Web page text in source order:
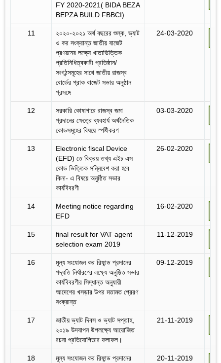
FY 2020-2021( BIDA BEZA
BEPZA BUILD FBBCI)
11
২০২০-২০২১ অর্থ বছরের শুল্ক, ভ্যাট
ও কর সংক্রান্ত জাতীয় বাজেট
প্রণয়নের লক্ষ্যে খাতাভিত্তিক
প্রতিনিধিত্বকারী প্রতিষ্ঠান/
সংগঠন্সমূহের সাথে জাতীয় রাজস্ব
বোর্ডের প্রাক বাজেট সভার অনুষ্ঠান
প্রসঙ্গে
24-03-2020
12
সরকারি কোষাগারে রাজস্ব জমা
প্রদানের ক্ষেত্রে ব্যবহার্য অর্থনৈতিক
কোডসমূহের বিষয়ে স্পষ্টীকরণ
03-03-2020
13
Electronic fiscal Device
(EFD) তে বিক্রয় তথ্য এইচ এস
কোড ভিত্তিক সন্নিবেশ করা হবে
কিনা- এ বিষয়ে অনুষ্ঠিত সভার
কার্যবিবরণী
26-02-2020
14
Meeting notice regarding
EFD
16-02-2020
15
final result for VAT agent
selection exam 2019
11-12-2019
16
মূল্য সংযোজন কর রিফান্ড প্রদানের
পদ্ধতি নির্ধারণের লক্ষ্যে অনুষ্ঠিত সভার
কার্যবিবরণীর সিদ্ধান্ত অনুযায়ী
আদেশের খসড়ার উপর মতামত প্রেরণ
সংক্রান্ত
09-12-2019
17
জাতীয় ভ্যাট দিবস ও ভ্যাট সপ্তাহ,
২০১৯ উদযাপন উপলক্ষ্যে আয়োজিত
রচনা প্রতিযোগিতার ফলাফল।
21-11-2019
18
মূল্য সংযোজন কর রিফান্ড প্রদানের
20-11-2019